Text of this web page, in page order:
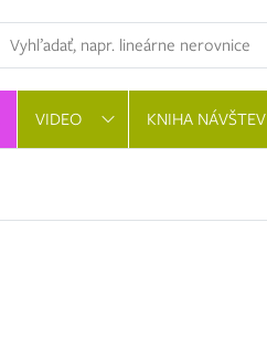
Hľadaná výraz
VIDEO KNIHA NÁVŠTEV